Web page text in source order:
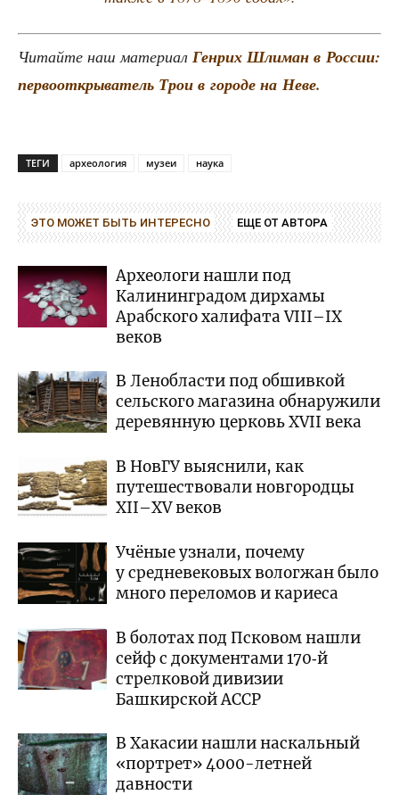
Читай­те наш мате­ри­ал Ген­рих Шли­ман в Рос­сии:
пер­во­от­кры­ва­тель Трои в горо­де на Неве.
ТЕГИ археология музеи наука
ЭТО МОЖЕТ БЫТЬ ИНТЕРЕСНО ЕЩЕ ОТ АВТОРА
Археологи нашли под
Калининградом дирхамы
Арабского халифата VIII–IX
веков
В Ленобласти под обшивкой
сельского магазина обнаружили
деревянную церковь XVII века
В НовГУ выяснили, как
путешествовали новгородцы
XII–XV веков
Учёные узнали, почему
у средневековых вологжан было
много переломов и кариеса
В болотах под Псковом нашли
сейф с документами 170‑й
стрелковой дивизии
Башкирской АССР
В Хакасии нашли наскальный
«портрет» 4000-летней
давности